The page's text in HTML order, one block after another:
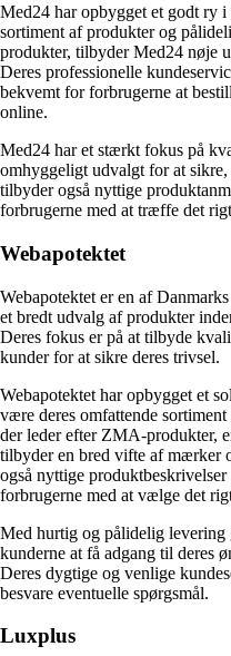
Med24 har opbygget et godt ry
sortiment af produkter og
produkter, tilbyder Med24 nøje
Deres professionelle
bekvemt for forbrugerne at
online.
Med24 har et stærkt fokus på
omhyggeligt udvalgt for at
tilbyder også nyttige
forbrugerne med at træffe det
Webapotektet
Webapotektet er en af
et bredt udvalg af produkter
Deres fokus er på at tilbyde
kunder for at sikre deres trivsel.
Webapotektet har opbygget et
være deres omfattende
der leder efter ZMA-produkter,
tilbyder en bred vifte af mærker
også nyttige
forbrugerne med at vælge det
Med hurtig og pålidelig levering
kunderne at få adgang til deres
Deres dygtige og venlige
besvare eventuelle spørgsmål.
Luxplus